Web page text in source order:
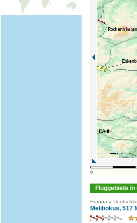
Fluggebiete
Europa »
Melibokus, 517